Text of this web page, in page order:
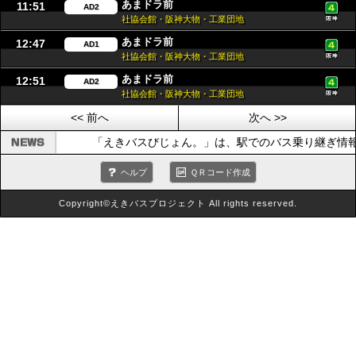
11:51 AD2 あまドラ前
社協会館・阪神大物・工業団地
12:47 AD1 あまドラ前
社協会館・阪神大物・工業団地
12:51 AD2 あまドラ前
社協会館・阪神大物・工業団地
<< 前へ
次へ >>
「えきバスびじょん。」は、駅でのバス乗り継ぎ
ヘルプ ＱＲコード作成
Copyright©えきバスプロジェクト All rights reserved.